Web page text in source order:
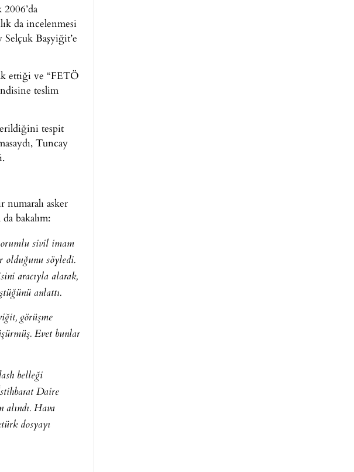
da incelenmesi
Başyiğit’e
ettiği ve “FETÖ
teslim
tespit
Tuncay
asker
bakalım:
sivil imam
olduğunu söyledi.
aracıyla alarak,
anlattı.
görüşme
Evet bunlar
belleği
Daire
Hava
dosyayı